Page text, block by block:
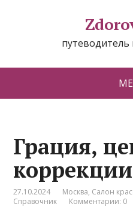
Грация,
27.10.2024 Москва, Салон
Справочник
Комментарии: 0